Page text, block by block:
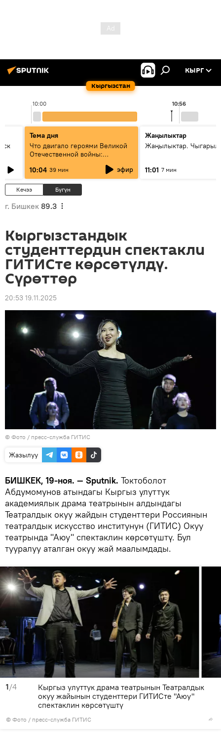
Кыргызстан
КЫРГ
10:00 10:56
Тема дня
Что двигало героями Великой
Отечественной войны:
Тулебердиева
10:04 39 мин эфир
Жаңылыктар
Жаңылыктар.
11:01 7 мин
Кечээ Бүгүн
г. Бишкек 89.3
Кыргызстандык
студенттердин спектакли
ГИТИСте көрсөтүлдү.
Сүрөттөр
20:53 19.11.2025
© Фото / пресс-служба ГИТИС
Жазылуу
БИШКЕК, 19-ноя. — Sputnik. Токтоболот
Абдумомунов атындагы Кыргыз улуттук
академиялык драма театрынын алдындагы
Театралдык окуу жайдын студенттери Россиянын
театралдык искусство институнун (ГИТИС) Окуу
театрында "Аюу" спектаклин көрсөтүштү. Бул
тууралуу аталган окуу жай маалымдады.
1/4
© Фото / пресс-служба ГИТИС
Кыргыз улуттук драма театрынын Театралдык
окуу жайынын студенттери ГИТИСте "Аюу"
спектаклин көрсөтүштү